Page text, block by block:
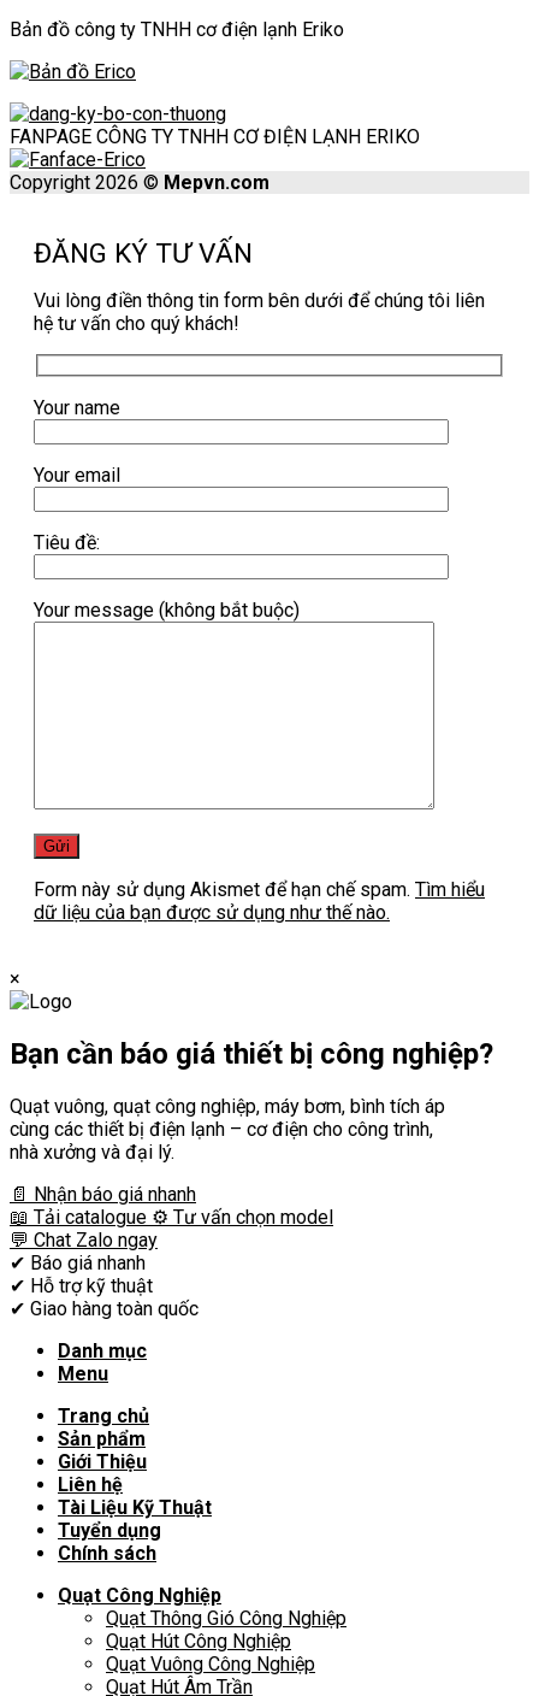
Bản đồ công ty TNHH cơ điện lạnh Eriko
FANPAGE CÔNG TY TNHH CƠ ĐIỆN LẠNH ERIKO
Copyright 2026 © Mepvn.com
ĐĂNG KÝ TƯ VẤN
Vui lòng điền thông tin form bên dưới để chúng tôi liên
hệ tư vấn cho quý khách!
Your name
Your email
Tiêu đề:
Your message (không bắt buộc)
Form này sử dụng Akismet để hạn chế spam. Tìm hiểu
dữ liệu của bạn được sử dụng như thế nào.
×
Bạn cần báo giá thiết bị công nghiệp?
Quạt vuông, quạt công nghiệp, máy bơm, bình tích áp
cùng các thiết bị điện lạnh – cơ điện cho công trình,
nhà xưởng và đại lý.
📄 Nhận báo giá nhanh
📖 Tải catalogue ⚙️ Tư vấn chọn model
💬 Chat Zalo ngay
✔ Báo giá nhanh
✔ Hỗ trợ kỹ thuật
✔ Giao hàng toàn quốc
Danh mục
Menu
Trang chủ
Sản phẩm
Giới Thiệu
Liên hệ
Tài Liệu Kỹ Thuật
Tuyển dụng
Chính sách
Quạt Công Nghiệp
Quạt Thông Gió Công Nghiệp
Quạt Hút Công Nghiệp
Quạt Vuông Công Nghiệp
Quạt Hút Âm Trần